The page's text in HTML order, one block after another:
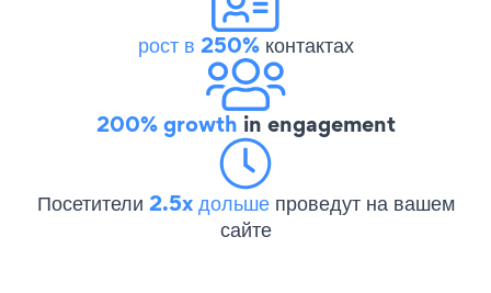
рост в 250%контактах
200% growth in engagement
Посетители 2.5x дольше проведут на вашем
сайте